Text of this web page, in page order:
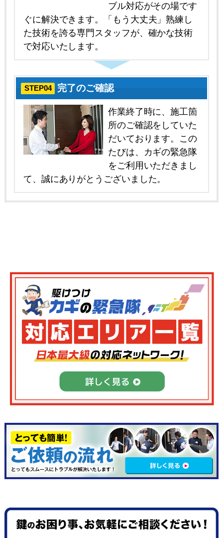
ブル対応がその場です
ぐに解決できます。「もう大丈夫」熟練し
た技術を誇る専門スタッフが、確かな技術
で対応いたします。
STEP04 完了のご確認
作業終了時に、施工箇
所のご確認をしていた
だいております。この
たびは、カギの緊急隊
をご利用いただきまし
て、誠にありがとうございました。